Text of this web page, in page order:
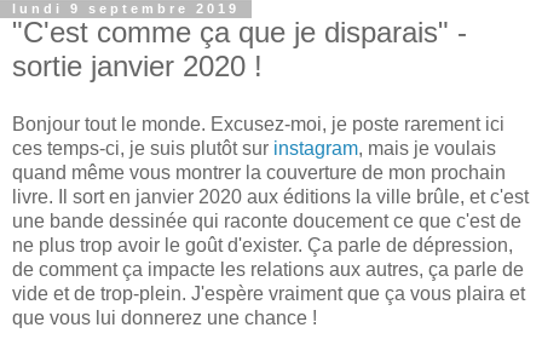
lundi 9 septembre 2019
"C'est comme ça que je disparais" -
sortie janvier 2020 !
Bonjour tout le monde. Excusez-moi, je poste rarement ici
ces temps-ci, je suis plutôt sur instagram, mais je voulais
quand même vous montrer la couverture de mon prochain
livre. Il sort en janvier 2020 aux éditions la ville brûle, et c'est
une bande dessinée qui raconte doucement ce que c'est de
ne plus trop avoir le goût d'exister. Ça parle de dépression,
de comment ça impacte les relations aux autres, ça parle de
vide et de trop-plein. J'espère vraiment que ça vous plaira et
que vous lui donnerez une chance !